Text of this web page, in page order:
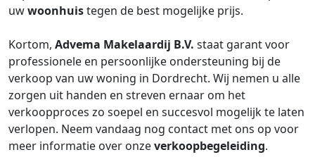
uwwoonhuistegen de best mogelijke prijs.
Kortom, Advema Makelaardij B.V. staat garant voor
professionele en persoonlijke ondersteuning bij de
verkoop van uw woning in Dordrecht. Wij nemen u alle
zorgen uit handen en streven ernaar om het
verkoopproces zo soepel en succesvol mogelijk te laten
verlopen. Neem vandaag nog contact met ons op voor
meer informatie over onzeverkoopbegeleiding.